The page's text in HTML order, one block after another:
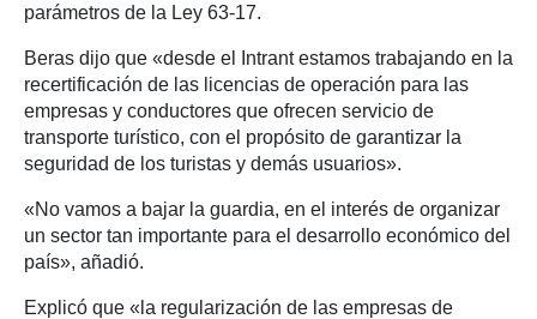
parámetros de la Ley 63-17.
Beras dijo que «desde el Intrant estamos trabajando en la
recertificación de las licencias de operación para las
empresas y conductores que ofrecen servicio de
transporte turístico, con el propósito de garantizar la
seguridad de los turistas y demás usuarios».
«No vamos a bajar la guardia, en el interés de organizar
un sector tan importante para el desarrollo económico del
país», añadió.
Explicó que «la regularización de las empresas de